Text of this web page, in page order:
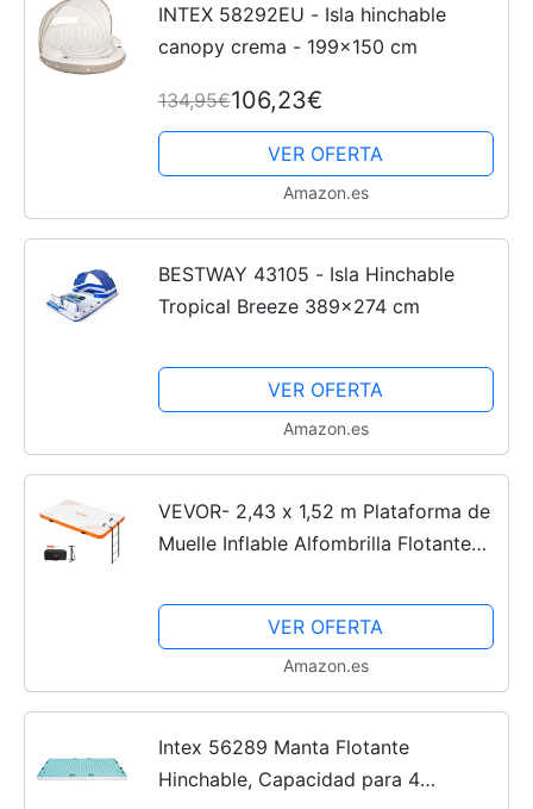
INTEX 58292EU - Isla hinchable
canopy crema - 199x150 cm
134,95€106,23€
VER OFERTA
Amazon.es
BESTWAY 43105 - Isla Hinchable
Tropical Breeze 389x274 cm
VER OFERTA
Amazon.es
VEVOR- 2,43 x 1,52 m Plataforma de
Muelle Inflable Alfombrilla Flotante
Transporte Portátil Escalera Extraíble
Balsa de Isla para...
VER OFERTA
Amazon.es
Intex 56289 Manta Flotante
Hinchable, Capacidad para 4